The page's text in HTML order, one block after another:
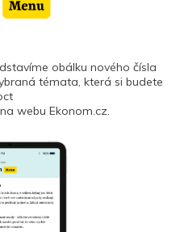
obálku nového čísla
témata, která si budete
webu Ekonom.cz.